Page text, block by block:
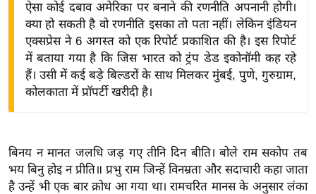
द्यो
ष
ज्ञ
रा
ऐसा कोई दबाव अमेरिका पर बनाने की रणनीति अपनानी होगी।
क्या हो सकती है वो रणनीति इसका तो पता नहीं। लेकिन इंडियन
एक्सप्रेस ने 6 अगस्त को एक रिपोर्ट प्रकाशित की है। इस रिपोर्ट
में बताया गया है कि जिस भारत को ट्रंप डेड इकोनॉमी कह रहे
हैं। उसी में कई बड़े बिल्डरों के साथ मिलकर मुंबई, पुणे, गुरुग्राम,
कोलकाता में प्रॉपर्टी खरीदी है।
बिनय न मानत जलधि जड़ गए तीनि दिन बीति। बोले राम सकोप तब
भय बिनु होइ न प्रीति॥ प्रभु राम जिन्हें विनम्रता और सदाचारी कहा जाता
है उन्हें भी एक बार क्रोध आ गया था। रामचरित मानस के अनुसार लंका